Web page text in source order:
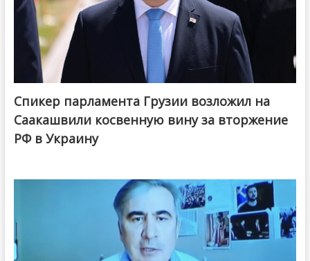
Спикер парламента Грузии возложил на
Саакашвили косвенную вину за вторжение
РФ в Украину